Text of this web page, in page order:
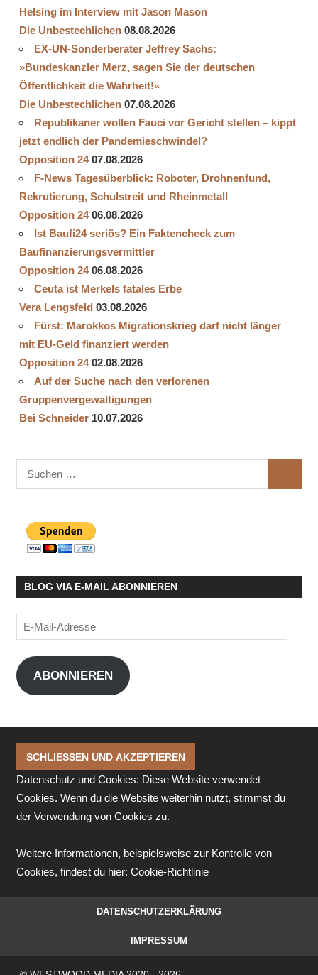
Helsing im Interview mit Jason Mason
Die Unbestechlichen 08.08.2026
EX-UN-Sonderberater Jeffrey Sachs:
»Bundeskanzler Merz, sagen Sie der deutschen
Öffentlichkeit die Wahrheit!«
Die Unbestechlichen 07.08.2026
Republikaner wollen Fauci vor Gericht stellen – kippt
jetzt endlich der Pandemieschwindel?
Opposition 24 07.08.2026
F-News Tagesüberblick: Roboter, Drohnenfund,
Rekrutierung, Schulstreit und Rheinmetall
Opposition 24 06.08.2026
Ist Baufi24 seriös? Ein Faktencheck zum
Baufinanzierungsvermittler
Opposition 24 06.08.2026
Ceuta ist Merkels fatales Erbe
Vera Lengsfeld 03.08.2026
Fürst: Marokkos Migrationskrieg darf nicht länger
mit EU-Geld finanziert werden
Opposition 24 02.08.2026
Auf der Suche nach den verlorenen
Gruppenvergewaltigungen
Bei Schneider 10.07.2026
Suchen
nach:
BLOG VIA E-MAIL ABONNIEREN
E-
Mail-
Adresse
ABONNIEREN
Datenschutz und Cookies: Diese Website verwendet
Cookies. Wenn du die Website weiterhin nutzt, stimmst du
der Verwendung von Cookies zu.
Weitere Informationen, beispielsweise zur Kontrolle von
Cookies, findest du hier: Cookie-Richtlinie
DATENSCHUTZERKLÄRUNG
IMPRESSUM